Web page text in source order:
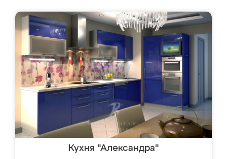
Кухня "Александра"